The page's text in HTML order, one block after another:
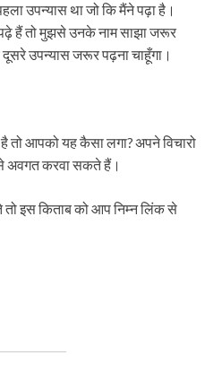
उपन्यास था जो कि मैंने पढ़ा है।
हैं तो मुझसे उनके नाम साझा जरूर
उपन्यास जरूर पढ़ना चाहूँगा।
तो आपको यह कैसा लगा? अपने विचारो
अवगत करवा सकते हैं।
इस किताब को आप निम्न लिंक से